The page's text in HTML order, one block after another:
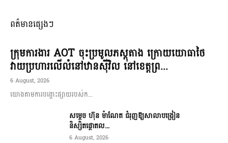
ពត៌មានផ្សេងៗ
ក្រុមការងារ AOT ចុះប្រមូលភស្តុតាង ក្រោយយោធាថៃ
វាយប្រហារលើលំនៅឋានស៊ីវិល នៅខេត្តព្រ...
6 August, 2026
យោងតាមការបង្ហោះផ្សាយរបស់ក...
សម្តេច ហ៊ុន ម៉ាណែត ជំរុញឱ្យសាលាបង្រៀន
និស្សិតផ្តោតល...
6 August, 2026